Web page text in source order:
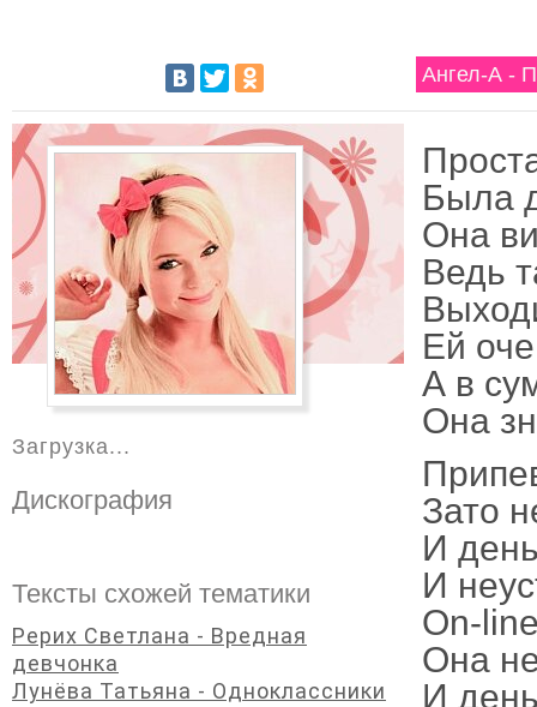
Ангел-А -
Была
Она
Ведь
Ей
А в
Она
Зато
И
И
On-
Она
И
Загрузка...
Дискография
Тексты схожей тематики
Рерих Светлана - Вредная
девчонка
Лунёва Татьяна - Одноклассники